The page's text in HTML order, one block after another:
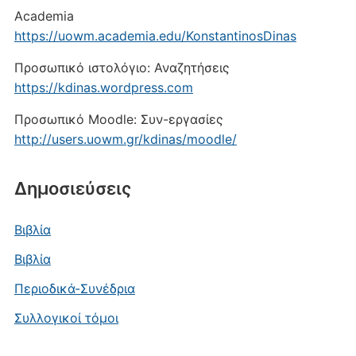
Academia
https://uowm.academia.edu/KonstantinosDinas
Προσωπικό ιστολόγιο: Αναζητήσεις
https://kdinas.wordpress.com
Προσωπικό Moodle: Συν-εργασίες
http://users.uowm.gr/kdinas/moodle/
Δημοσιεύσεις
Βιβλία
Βιβλία
Περιοδικά-Συνέδρια
Συλλογικοί τόμοι